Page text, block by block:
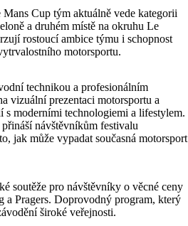
Cup tým aktuálně vede kategorii
a druhém místě na okruhu Le
rostoucí ambice týmu i schopnost
motorsportu.
technikou a profesionálním
vizuální prezentaci motorsportu a
s moderními technologiemi a lifestylem.
návštěvníkům festivalu
jak může vypadat současná motorsport
soutěže pro návštěvníky o věcné ceny
a Pragers. Doprovodný program, který
široké veřejnosti.